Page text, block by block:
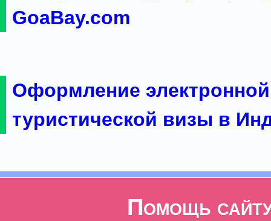
GoaBay.com
Оформление электронной
туристической визы в
Помощь